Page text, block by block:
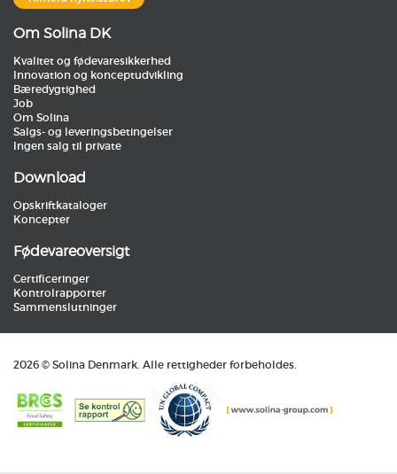
Om Solina DK
Kvalitet og fødevaresikkerhed
Innovation og konceptudvikling
Bæredygtighed
Job
Om Solina
Salgs- og leveringsbetingelser
Ingen salg til private
Download
Opskriftkataloger
Koncepter
Fødevareoversigt
Certificeringer
Kontrolrapporter
Sammenslutninger
2026 © Solina Denmark. Alle rettigheder forbeholdes.